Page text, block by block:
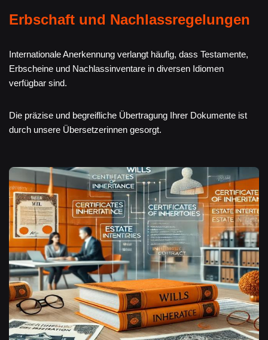
Erbschaft und Nachlassregelungen
Internationale Anerkennung verlangt häufig, dass Testamente,
Erbscheine und Nachlassinventare in diversen Idiomen
verfügbar sind.
Die präzise und begreifliche Übertragung Ihrer Dokumente ist
durch unsere Übersetzerinnen gesorgt.